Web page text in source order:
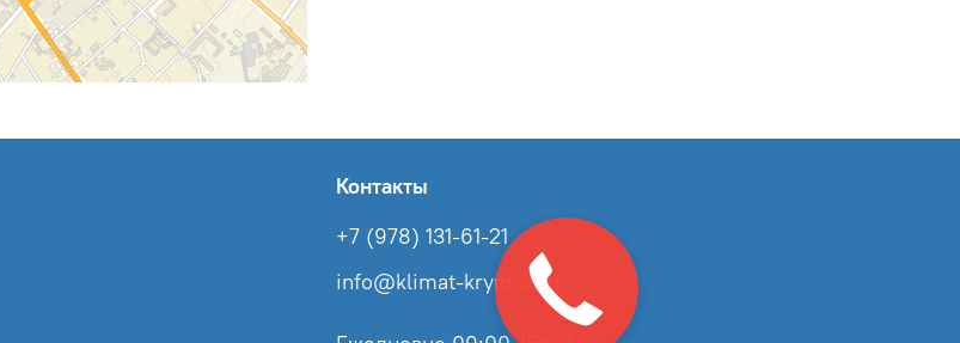
Контакты
+7 (978) 131-61-21
info@klimat-krym.com